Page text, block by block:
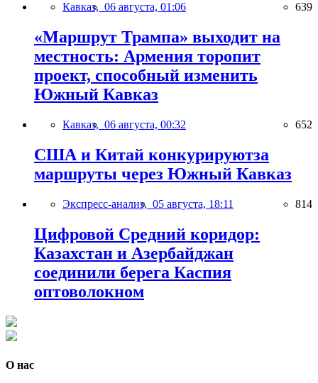
Кавказ, 06 августа, 01:06 639
«Маршрут Трампа» выходит на
местность: Армения торопит
проект, способный изменить
Южный Кавказ
Кавказ, 06 августа, 00:32 652
США и Китай конкурируютза
маршруты через Южный Кавказ
Экспресс-анализ, 05 августа, 18:11 814
Цифровой Средний коридор:
Казахстан и Азербайджан
соединили берега Каспия
оптоволокном
О нас